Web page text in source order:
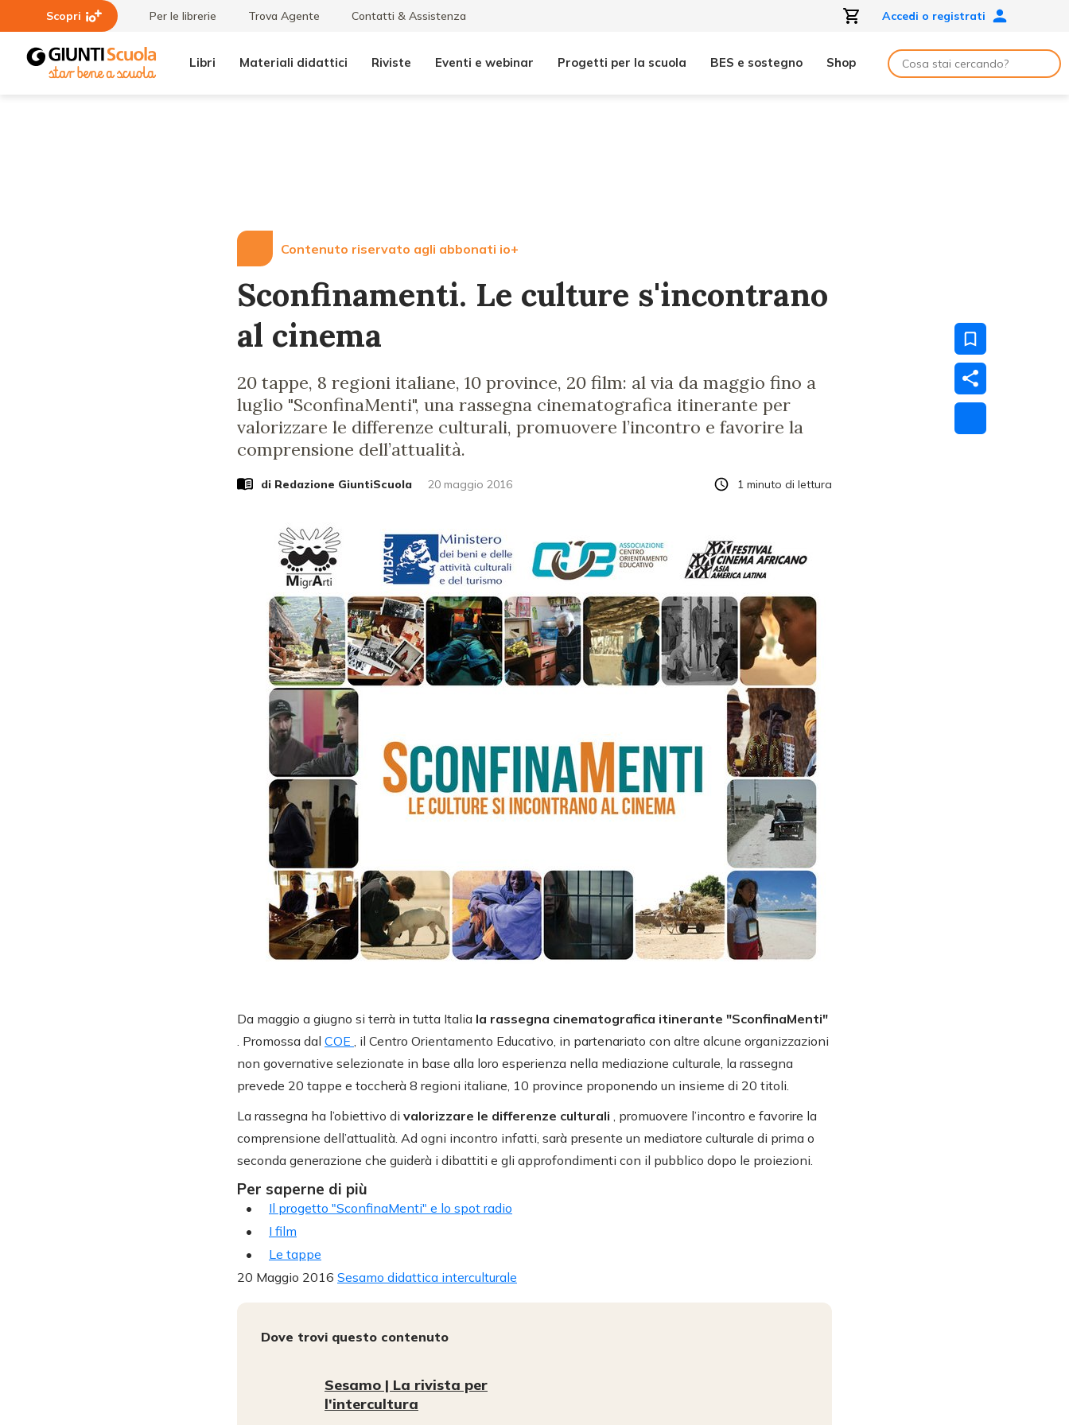
Scopri Per le librerie Trova Agente Contatti & Assistenza Accedi o registrati
Libri Materiali didattici Riviste Eventi e webinar Progetti per la scuola BES e sostegno Shop
Contenuto riservato agli abbonati io+
Sconfinamenti. Le culture s'incontrano
al cinema
20 tappe, 8 regioni italiane, 10 province, 20 film: al via da maggio fino a
luglio "SconfinaMenti", una rassegna cinematografica itinerante per
valorizzare le differenze culturali, promuovere l’incontro e favorire la
comprensione dell’attualità.
di Redazione GiuntiScuola 20 maggio 2016 1 minuto di lettura
Da maggio a giugno si terrà in tutta Italia la rassegna cinematografica itinerante "SconfinaMenti"
. Promossa dal COE , il Centro Orientamento Educativo, in partenariato con altre alcune organizzazioni
non governative selezionate in base alla loro esperienza nella mediazione culturale, la rassegna
prevede 20 tappe e toccherà 8 regioni italiane, 10 province proponendo un insieme di 20 titoli.
La rassegna ha l’obiettivo di valorizzare le differenze culturali , promuovere l’incontro e favorire la
comprensione dell’attualità. Ad ogni incontro infatti, sarà presente un mediatore culturale di prima o
seconda generazione che guiderà i dibattiti e gli approfondimenti con il pubblico dopo le proiezioni.
Per saperne di più
Il progetto "SconfinaMenti" e lo spot radio
I film
Le tappe
20 Maggio 2016 Sesamo didattica interculturale
Dove trovi questo contenuto
Sesamo | La rivista per
l'intercultura